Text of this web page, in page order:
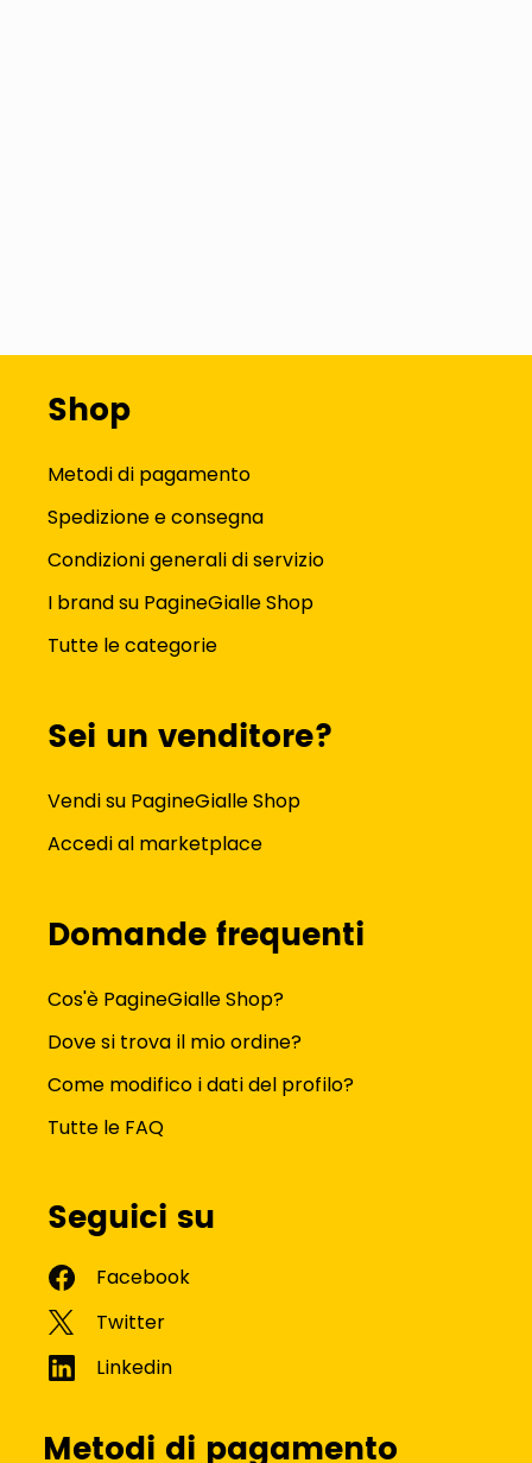
Shop
Metodi di pagamento
Spedizione e consegna
Condizioni generali di servizio
I brand su PagineGialle Shop
Tutte le categorie
Sei un venditore?
Vendi su PagineGialle Shop
Accedi al marketplace
Domande frequenti
Cos'è PagineGialle Shop?
Dove si trova il mio ordine?
Come modifico i dati del profilo?
Tutte le FAQ
Seguici su
Metodi di pagamento